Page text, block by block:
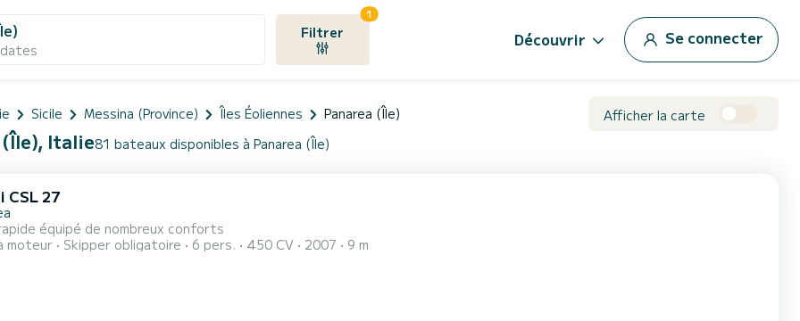
Filtrer
1
Découvrir Se connecter
Sicile Messina (Province) Îles Éoliennes Panarea (Île) Afficher la carte
(Île), Italie81 bateaux disponibles à Panarea (Île)
CSL 27
équipé de nombreux conforts
moteur
Skipper obligatoire 6 pers. 450 CV 2007 9 m